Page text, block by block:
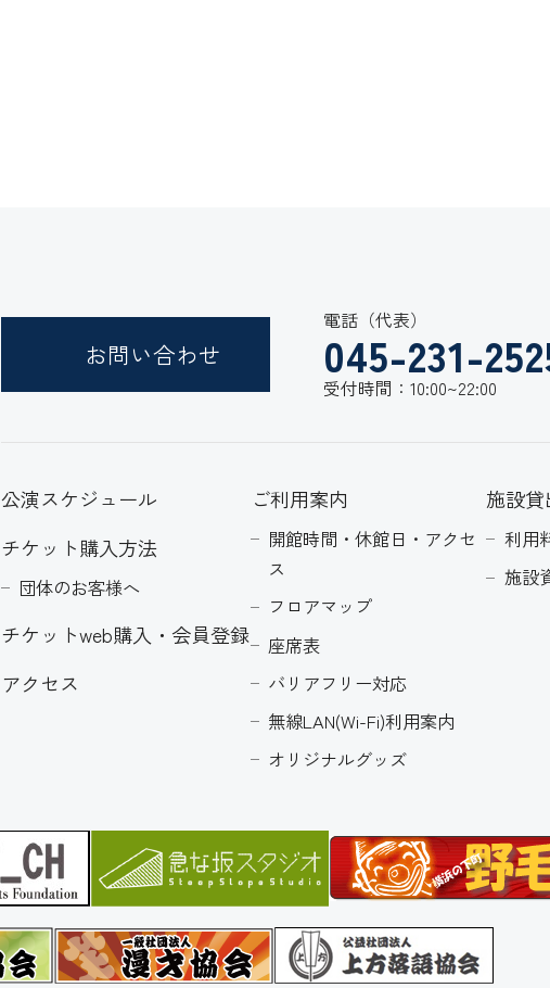
お問い合わせ
電話（代表）
045-231-
受付時間：10:00~22:00
公演スケジュール
チケット購入方法
団体のお客様へ
チケットweb購入・会員登録
アクセス
ご利用案内
開館時間・休館日・アクセ
ス
フロアマップ
座席表
バリアフリー対応
無線LAN(Wi-Fi)利用案内
オリジナルグッズ
施設貸
利用
施設